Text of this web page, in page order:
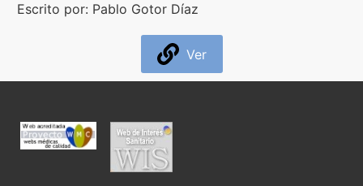
Boletín
Escrito por: Pablo Gotor Díaz
Ver